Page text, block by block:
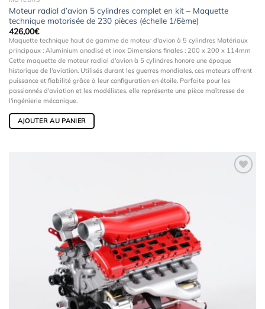
Moteur radial d’avion 5 cylindres complet en kit – Maquette
technique motorisée de 230 pièces (échelle 1/6ème)
426,00€
Maquette technique haut de gamme de moteur d'avion à 5 cylindres Matériaux
principaux : Aluminium anodisé et inox Dimensions finales : 200 x 200 x 114mm
Cette maquette de moteur radial d'avion à 5 cylindres honore une époque
historique de l'aviation. Utilisés durant les guerres mondiales, ces moteurs offrent
puissance et fiabilité grâce à leur configuration en étoile. Parfaite pour les
passionnés d'aviation et les modélistes, elle représente une pièce maîtresse de
l'ingénierie mécanique.
AJOUTER AU PANIER